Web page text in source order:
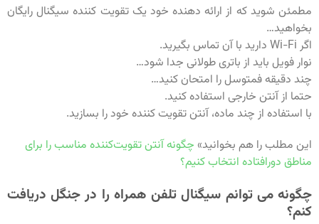
مطمئن شوید که از ارائه دهنده خود یک تقویت کننده سیگنال رایگان
بخواهید…
اگر Wi-Fi دارید با آن تماس بگیرید.
نوار فویل باید از باتری طولانی جدا شود…
چند دقیقه فمتوسل را امتحان کنید…
حتما از آنتن خارجی استفاده کنید.
با استفاده از چند ماده، آنتن تقویت کننده خود را بسازید.
این مطلب را هم بخوانید» چگونه آنتن تقویت‌کننده مناسب را برای
مناطق دورافتاده انتخاب کنیم؟
چگونه می توانم سیگنال تلفن همراه را در جنگل دریافت
کنم؟